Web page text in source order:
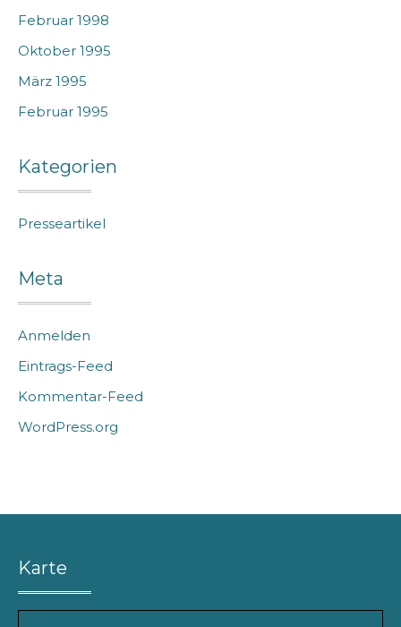
Februar 1998
Oktober 1995
März 1995
Februar 1995
Kategorien
Presseartikel
Meta
Anmelden
Eintrags-Feed
Kommentar-Feed
WordPress.org
Karte